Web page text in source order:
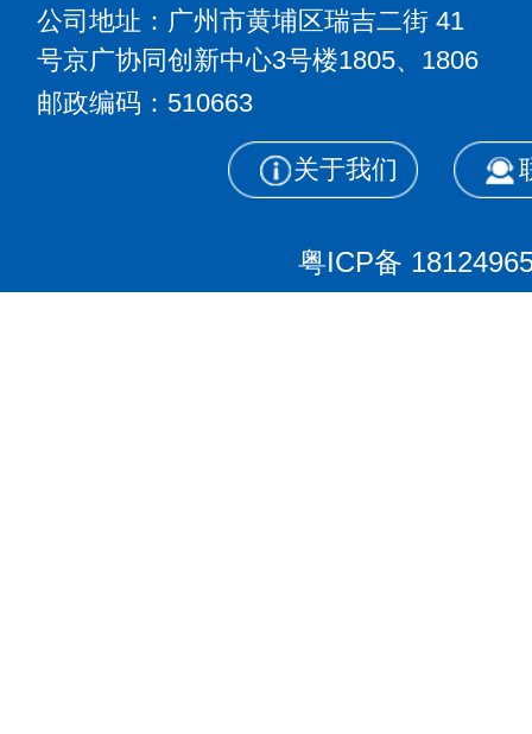
公司地址：广州市黄埔区瑞吉二街 41
号京广协同创新中心3号楼1805、 1806
邮政编码：510663
关于我们
粤ICP备